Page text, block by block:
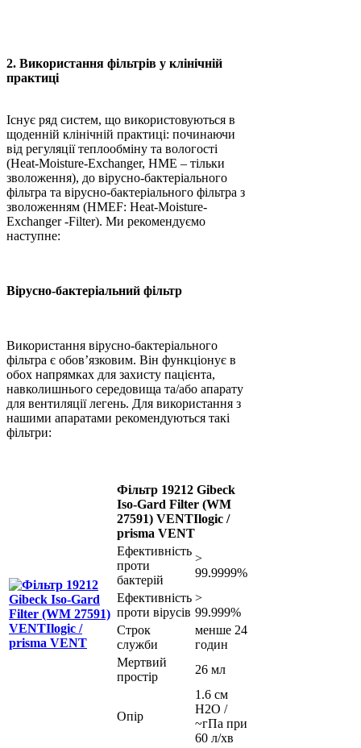
2. Використання фільтрів у клінічній
практиці
Існує ряд систем, що використовуються в
щоденній клінічній практиці: починаючи
від регуляції теплообміну та вологості
(Heat-Moisture-Exchanger, HME – тільки
зволоження), до вірусно-бактеріального
фільтра та вірусно-бактеріального фільтра з
зволоженням (HMEF: Heat-Moisture-
Exchanger -Filter). Ми рекомендуємо
наступне:
Вірусно-бактеріальний фільтр
Використання вірусно-бактеріального
фільтра є обов’язковим. Він функціонує в
обох напрямках для захисту пацієнта,
навколишнього середовища та/або апарату
для вентиляції легень. Для використання з
нашими апаратами рекомендуються такі
фільтри:
Фільтр 19212 Gibeck
Iso-Gard Filter (WM
27591) VENTIlogic /
prisma VENT
Ефективність
проти
бактерій
>
99.9999%
Ефективність
проти вірусів
>
99.999%
Строк
служби
менше 24
годин
Мертвий
простір
26 мл
Опір
1.6 см
H2O /
~гПа при
60 л/хв